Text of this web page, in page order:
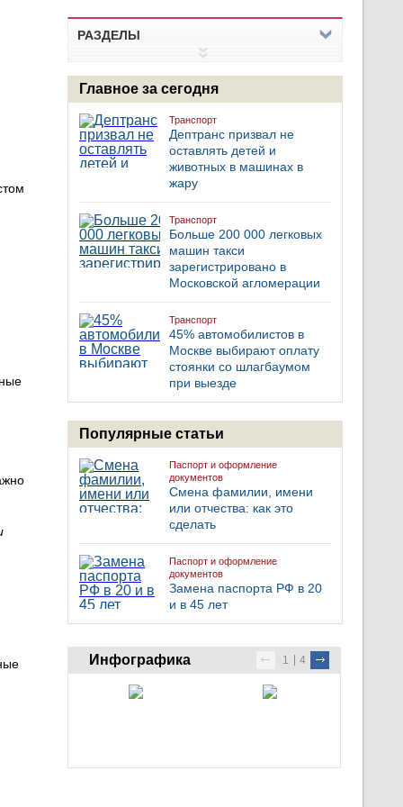
РАЗДЕЛЫ
Главное за сегодня
Транспорт
Дептранс призвал не
оставлять детей и
животных в машинах в
жару
Транспорт
Больше 200 000 легковых
машин такси
зарегистрировано в
Московской агломерации
Транспорт
45% автомобилистов в
Москве выбирают оплату
стоянки со шлагбаумом
при выезде
Популярные статьи
Паспорт и оформление
документов
Смена фамилии, имени
или отчества: как это
сделать
Паспорт и оформление
документов
Замена паспорта РФ в 20
и в 45 лет
Инфографика 1 4